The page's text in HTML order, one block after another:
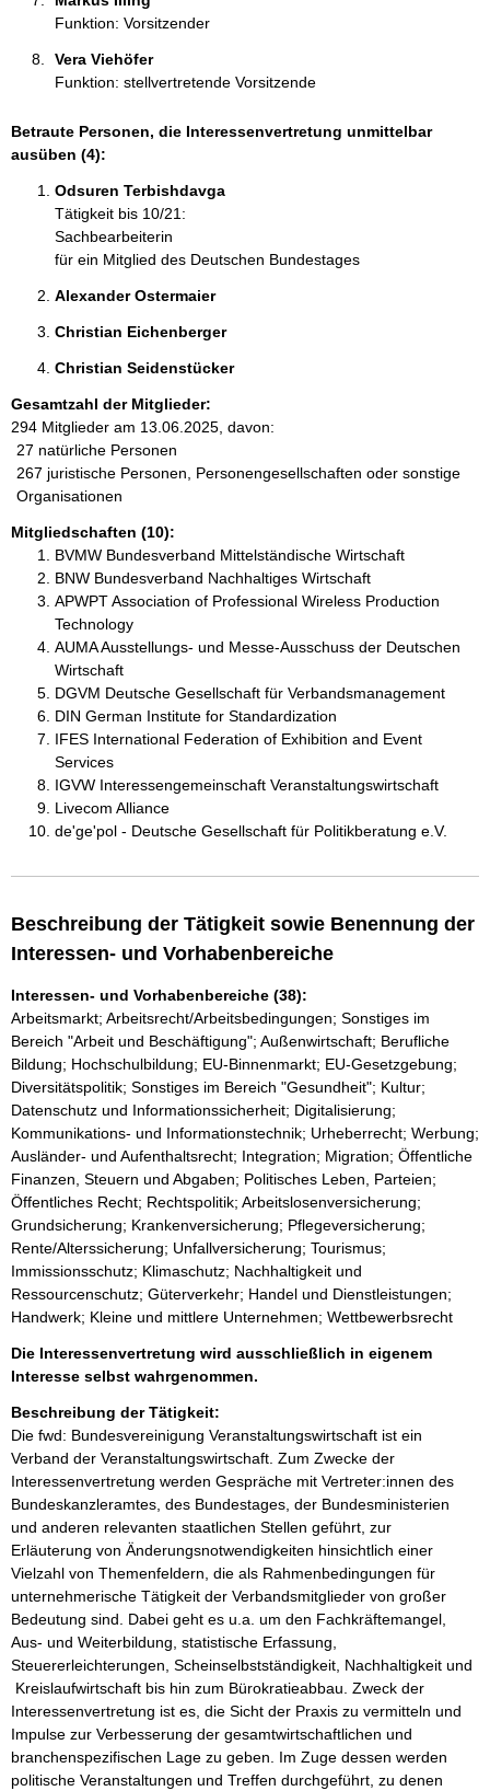
Funktion: Vorsitzender
Vera Viehöfer
Funktion: stellvertretende Vorsitzende
Betraute Personen, die Interessenvertretung unmittelbar
ausüben (4):
Odsuren Terbishdavga
Tätigkeit bis 10/21:
Sachbearbeiterin
für ein Mitglied des Deutschen Bundestages
Alexander Ostermaier
Christian Eichenberger
Christian Seidenstücker
Gesamtzahl der Mitglieder:
294 Mitglieder am 13.06.2025, davon:
27 natürliche Personen
267 juristische Personen, Personengesellschaften oder sonstige
Organisationen
Mitgliedschaften (10):
BVMW Bundesverband Mittelständische Wirtschaft
BNW Bundesverband Nachhaltiges Wirtschaft
APWPT Association of Professional Wireless Production
Technology
AUMA Ausstellungs- und Messe-Ausschuss der Deutschen
Wirtschaft
DGVM Deutsche Gesellschaft für Verbandsmanagement
DIN German Institute for Standardization
IFES International Federation of Exhibition and Event
Services
IGVW Interessengemeinschaft Veranstaltungswirtschaft
Livecom Alliance
de'ge'pol - Deutsche Gesellschaft für Politikberatung e.V.
Beschreibung der Tätigkeit sowie Benennung der
Interessen- und Vorhabenbereiche
Interessen- und Vorhabenbereiche (38):
Arbeitsmarkt; Arbeitsrecht/Arbeitsbedingungen; Sonstiges im
Bereich "Arbeit und Beschäftigung"; Außenwirtschaft; Berufliche
Bildung; Hochschulbildung; EU-Binnenmarkt; EU-Gesetzgebung;
Diversitätspolitik; Sonstiges im Bereich "Gesundheit"; Kultur;
Datenschutz und Informationssicherheit; Digitalisierung;
Kommunikations- und Informationstechnik; Urheberrecht; Werbung;
Ausländer- und Aufenthaltsrecht; Integration; Migration; Öffentliche
Finanzen, Steuern und Abgaben; Politisches Leben, Parteien;
Öffentliches Recht; Rechtspolitik; Arbeitslosenversicherung;
Grundsicherung; Krankenversicherung; Pflegeversicherung;
Rente/Alterssicherung; Unfallversicherung; Tourismus;
Immissionsschutz; Klimaschutz; Nachhaltigkeit und
Ressourcenschutz; Güterverkehr; Handel und Dienstleistungen;
Handwerk; Kleine und mittlere Unternehmen; Wettbewerbsrecht
Die Interessenvertretung wird ausschließlich in eigenem
Interesse selbst wahrgenommen.
Beschreibung der Tätigkeit:
Die fwd: Bundesvereinigung Veranstaltungswirtschaft ist ein
Verband der Veranstaltungswirtschaft. Zum Zwecke der
Interessenvertretung werden Gespräche mit Vertreter:innen des
Bundeskanzleramtes, des Bundestages, der Bundesministerien
und anderen relevanten staatlichen Stellen geführt, zur
Erläuterung von Änderungsnotwendigkeiten hinsichtlich einer
Vielzahl von Themenfeldern, die als Rahmenbedingungen für
unternehmerische Tätigkeit der Verbandsmitglieder von großer
Bedeutung sind. Dabei geht es u.a. um den Fachkräftemangel,
Aus- und Weiterbildung, statistische Erfassung,
Steuererleichterungen, Scheinselbstständigkeit, Nachhaltigkeit und
Kreislaufwirtschaft bis hin zum Bürokratieabbau. Zweck der
Interessenvertretung ist es, die Sicht der Praxis zu vermitteln und
Impulse zur Verbesserung der gesamtwirtschaftlichen und
branchenspezifischen Lage zu geben. Im Zuge dessen werden
politische Veranstaltungen und Treffen durchgeführt, zu denen